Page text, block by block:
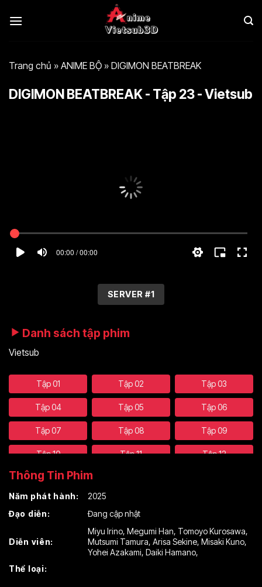
qua
Trang chủ » ANIME BỘ » DIGIMON BEATBREAK
DIGIMON BEATBREAK - Tập 23 - Vietsub
00:00 / 00:00
SERVER #1
Danh sách tập phim
Vietsub
Tập 01 Tập 02 Tập 03
Tập 04 Tập 05 Tập 06
Tập 07 Tập 08 Tập 09
Tập 10 Tập 11 Tập 12
Tập 13
Tập 16
Tập 22 Tập 23 Tập 24
Tập 25
Thông Tin Phim
Năm phát hành:
2025
Đạo diễn:
Đang cập nhật
Diễn viên:
Miyu Irino, Megumi Han, Tomoyo Kurosawa,
Mutsumi Tamura, Arisa Sekine, Misaki Kuno,
Yohei Azakami, Daiki Hamano,
Thể loại: